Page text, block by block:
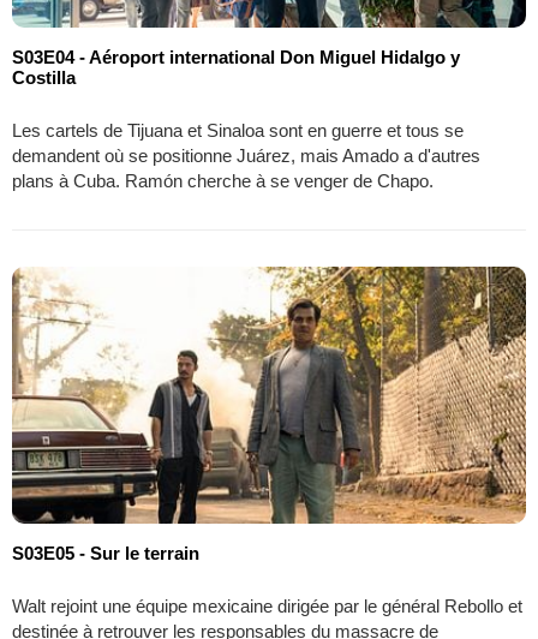
S03E04 - Aéroport international Don Miguel Hidalgo y
Costilla
Les cartels de Tijuana et Sinaloa sont en guerre et tous se
demandent où se positionne Juárez, mais Amado a d'autres
plans à Cuba. Ramón cherche à se venger de Chapo.
S03E05 - Sur le terrain
Walt rejoint une équipe mexicaine dirigée par le général Rebollo et
destinée à retrouver les responsables du massacre de